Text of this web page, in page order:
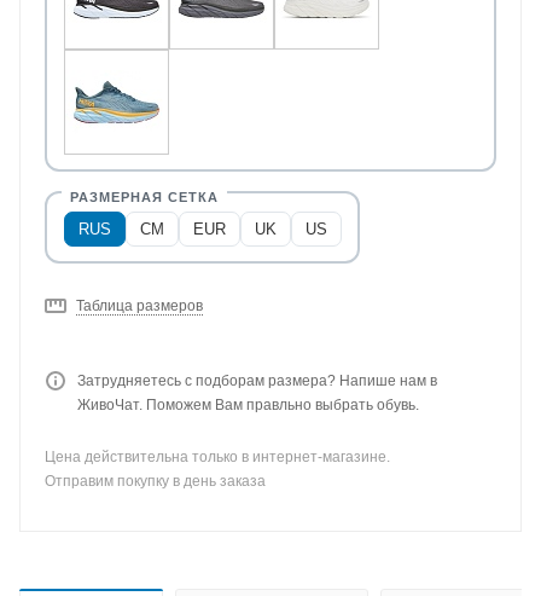
RUS CM EUR UK US
Таблица размеров
Затрудняетесь с подборам размера? Напише нам в
ЖивоЧат. Поможем Вам правльно выбрать обувь.
Цена действительна только в интернет-магазине.
Отправим покупку в день заказа